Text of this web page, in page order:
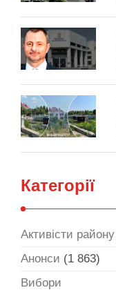
Категорії
Активісти району
Анонси (1 863)
Вибори